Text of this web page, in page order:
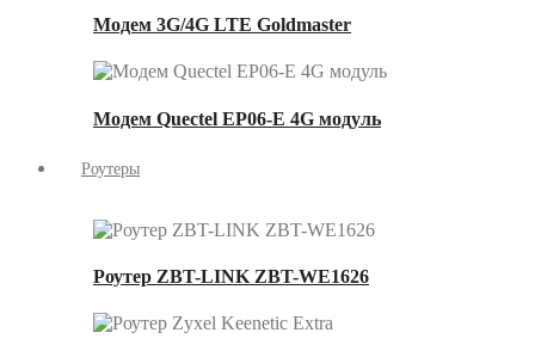
Модем 3G/4G LTE Goldmaster
Модем Quectel EP06-E 4G модуль
Роутеры
Роутер ZBT-LINK ZBT-WE1626